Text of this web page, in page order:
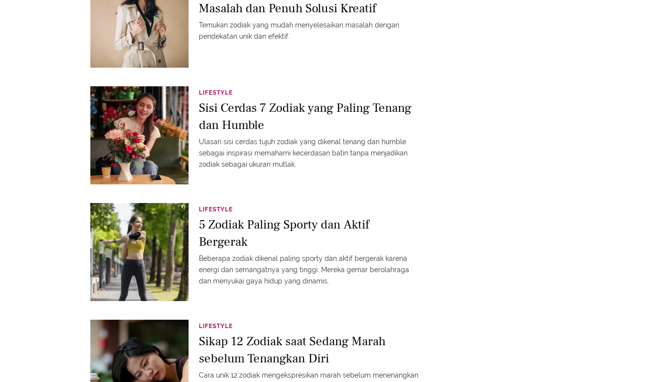
Masalah dan Penuh Solusi Kreatif
Temukan zodiak yang mudah menyelesaikan masalah dengan
pendekatan unik dan efektif.
LIFESTYLE
Sisi Cerdas 7 Zodiak yang Paling Tenang
dan Humble
Ulasan sisi cerdas tujuh zodiak yang dikenal tenang dan humble
sebagai inspirasi memahami kecerdasan batin tanpa menjadikan
zodiak sebagai ukuran mutlak.
LIFESTYLE
5 Zodiak Paling Sporty dan Aktif
Bergerak
Beberapa zodiak dikenal paling sporty dan aktif bergerak karena
energi dan semangatnya yang tinggi. Mereka gemar berolahraga
dan menyukai gaya hidup yang dinamis.
LIFESTYLE
Sikap 12 Zodiak saat Sedang Marah
sebelum Tenangkan Diri
Cara unik 12 zodiak mengekspresikan marah sebelum menenangkan